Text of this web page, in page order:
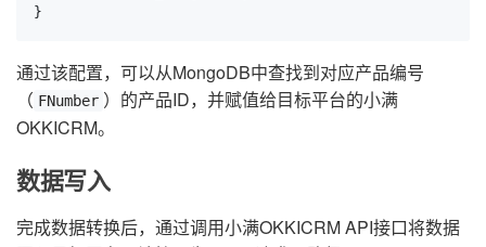
}
通过该配置，可以从MongoDB中查找到对应产品编号
（ FNumber ）的产品ID，并赋值给目标平台的小满
OKKICRM。
数据写入
完成数据转换后，通过调用小满OKKICRM API接口将数据